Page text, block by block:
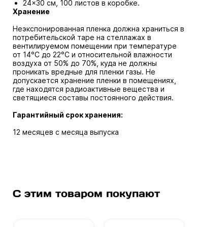
24x30 см, 100 листов в коробке.
Хранение
Неэкспонированная пленка должна храниться в
потребительской таре на стеллажах в
вентилируемом помещении при температуре
от 14°С до 22°С и относительной влажности
воздуха от 50% до 70%, куда не должны
проникать вредные для пленки газы. Не
допускается хранение пленки в помещениях,
где находятся радиоактивные вещества и
светящиеся составы постоянного действия.
Гарантийный срок хранения:
12 месяцев с месяца выпуска
С этим товаром покупают